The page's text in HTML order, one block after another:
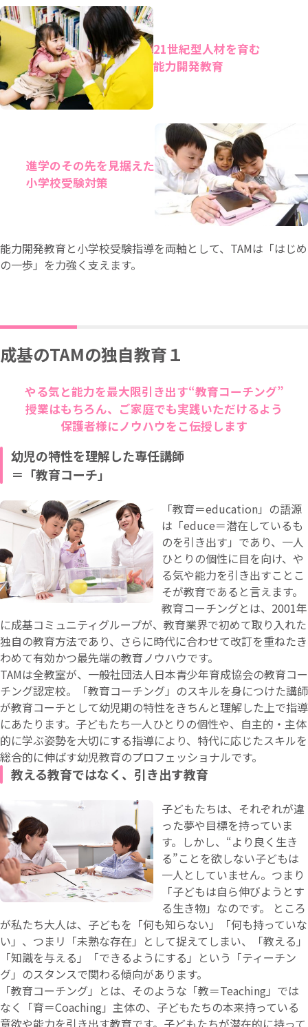
21世紀型人材を育む
能力開発教育
進学のその先を見据えた
小学校受験対策
能力開発教育と小学校受験指導を両軸として、TAMは「はじめ
の一歩」を力強く支えます。
成基のTAMの独自教育１
やる気と能力を最大限引き出す“教育コーチング”
授業はもちろん、ご家庭でも実践いただけるよう
保護者様にノウハウをこ伝授します
幼児の特性を理解した専任講師
＝「教育コーチ」
「教育＝education」の語源
は「educe＝潜在しているも
のを引き出す」であり、一人
ひとりの個性に目を向け、や
る気や能力を引き出すことこ
そが教育であると言えます。
教育コーチングとは、2001年
に成基コミュニティグループが、教育業界で初めて取り入れた
独自の教育方法であり、さらに時代に合わせて改訂を重ねたき
わめて有効かつ最先端の教育ノウハウです。
TAMは全教室が、一般社団法人日本青少年育成協会の教育コー
チング認定校。「教育コーチング」のスキルを身につけた講師
が教育コーチとして幼児期の特性をきちんと理解した上で指導
にあたります。子どもたち一人ひとりの個性や、自主的・主体
的に学ぶ姿勢を大切にする指導により、特代に応じたスキルを
総合的に伸ばす幼児教育のプロフェッショナルです。
教える教育ではなく、引き出す教育
子どもたちは、それぞれが違
った夢や目標を持っていま
す。しかし、“より良く生き
る”ことを欲しない子どもは
一人としていません。つまり
「子どもは自ら伸びようとす
る生き物」なのです。 ところ
が私たち大人は、子どもを「何も知らない」「何も持っていな
い」、つまリ「未熟な存在」として捉えてしまい、「教える」
「知識を与える」「できるようにする」という「ティーチン
グ」のスタンスで関わる傾向があります。
「教育コーチング」とは、そのような「教＝Teaching」では
なく「育＝Coaching」主体の、子どもたちの本来持っている
意欲や能力を引き出す教育です。子どもたちが潜在的に持って